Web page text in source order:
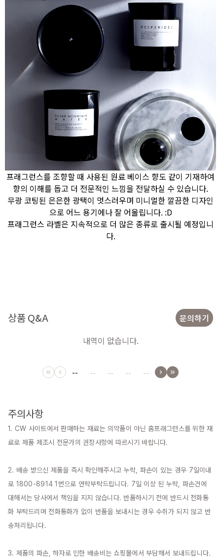
프래그런스를 조향할 때 사용된 원료 베이스 향도 같이 기재하여
향의 이해를 돕고 더 전문적인 느낌을 전달하실 수 있습니다.
무광 코팅된 은은한 광택이 멋스러우며 미니멀한 깔끔한 디자인
으로 어느 용기에나 잘 어울립니다. :D
프래그런스 라벨은 지속적으로 더 많은 종류로 출시될 예정입니
다.
상품 Q&A
문의하기
내역이 없습니다.
-- -- -- -- --
주의사항
1. CW 사이트에서 판매하는 재료는 의약품이 아닌 홈프래그런스를 위한 재
료로 제품 제조시 전문가의 권장사항에 따르시기 바랍니다.
2. 배송 받으신 제품을 즉시 확인해주시고 누락, 파손이 있는 경우 7일이내
로 1800-8914 1번으로 연락부탁드립니다. 7일 이상 된 누락, 파손건에
대해서는 당사에서 책임을 지지 않습니다. 반품하시기 전에 반드시 전화통
화 부탁드리며 전화통화가 없이 반품을 보내시는 경우 수취가 되지 않고 반
송처리됩니다.
3. 제품의 파손, 하자로 인한 배송비는 쇼핑몰에서 부담해서 보내드립니다.